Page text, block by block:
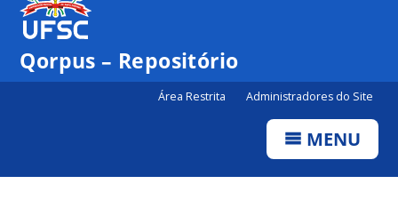
Qorpus – Repositório
Área Restrita Administradores do Site
MENU